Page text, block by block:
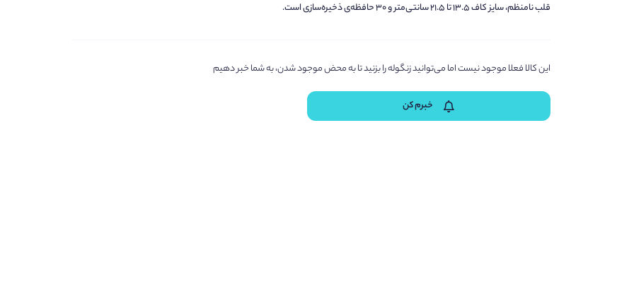
قلب نامنظم، سایز کاف 13.5 تا 21.5 سانتی‌متر و 30 حافظه‌ی ذخیره‌سازی است.
این کالا فعلا موجود نیست اما می‌توانید زنگوله را بزنید تا به محض موجود شدن، به شما خبر دهیم
خبرم کن